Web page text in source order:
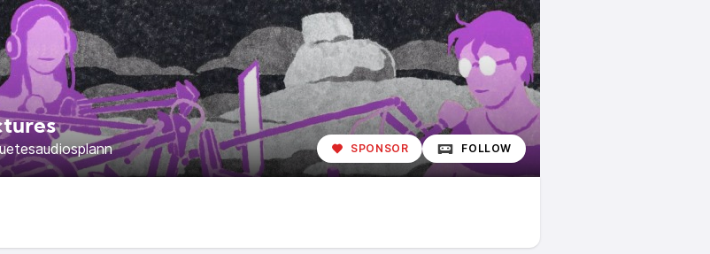
SPONSOR FOLLOW